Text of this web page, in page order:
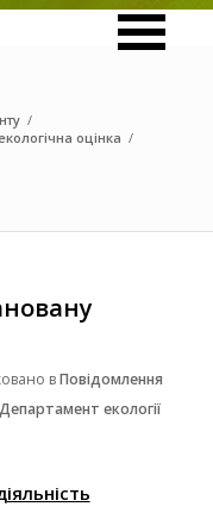
/
оцінка /
вПовідомлення
Департамент екології